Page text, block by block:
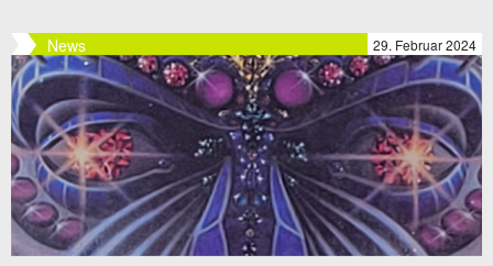
News 29. Februar 2024